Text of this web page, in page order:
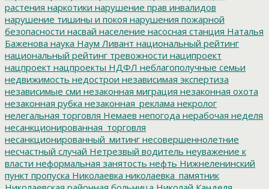
растения наркотики нарушение прав инвалидов
нарушение тишины и покоя нарушения пожарной
безопасности насвай население насосная станция Наталья
Баженова наука Наум Ливант национальный рейтинг
национальный рейтинг тревожности наципроект
нацпроект нацпроекты НДФЛ неблагополучные семьи
недвижимость недострои независимая экспертиза
независимые сми незаконная миграция незаконная охота
незаконная рубка незаконная_реклама некролог
нелегальная торговля Немаев непогода нерабочая неделя
несанкционированная_торговля
несанкционированный_митинг несовершеннолетние
несчастный случай Нетрезвый водитель неуважение к
власти неформальная занятость нефть Нижнеленинский
пункт пропуска Николаевка николаевка_памятник